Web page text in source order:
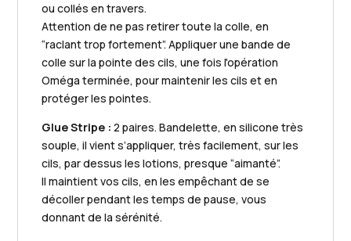
ou collés en travers.
Attention de ne pas retirer toute la colle, en
“raclant trop fortement”. Appliquer une bande de
colle sur la pointe des cils, une fois l'opération
Oméga terminée, pour maintenir les cils et en
protéger les pointes.
Glue Stripe :2 paires. Bandelette, en silicone très
souple, il vient s’appliquer, très facilement, sur les
cils, par dessus les lotions, presque “aimanté”.
Il maintient vos cils, en les empêchant de se
décoller pendant les temps de pause, vous
donnant de la sérénité.